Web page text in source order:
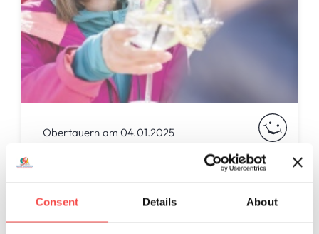
Consent Details About
Obertauern am 04.01.2025
5 Tipps: So klappt's mit
Wie flirte ich richtig? Die 5 wichtigsten Tipp
für den Flirt beim Après Ski!